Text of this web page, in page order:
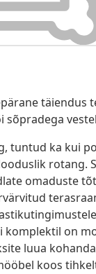
täiendus
tuntud ka kui
rotang.
omaduste
on
luua
koos